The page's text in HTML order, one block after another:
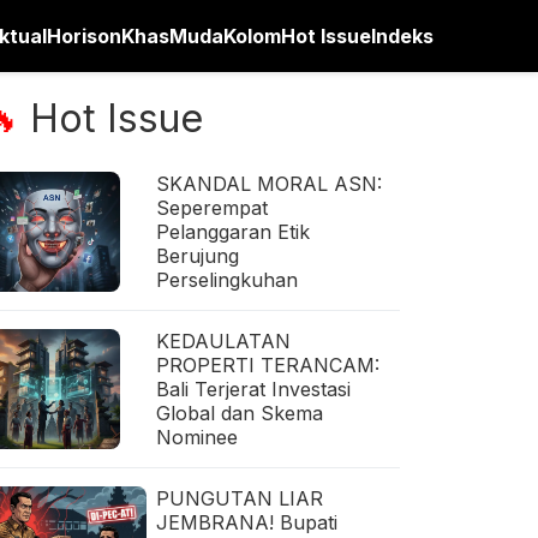
HorisonKhasMudaKolomHot IssueIndeks
Hot Issue
SKANDAL MORAL ASN:
Seperempat
Pelanggaran Etik
Berujung
Perselingkuhan
KEDAULATAN
PROPERTI TERANCAM:
Bali Terjerat Investasi
Global dan Skema
Nominee
PUNGUTAN LIAR
JEMBRANA! Bupati